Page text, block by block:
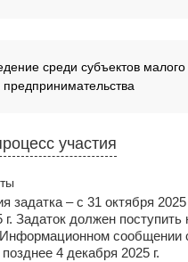
среди субъектов малого
предпринимательства
участия
задатка – с 31 октября 2025
г. Задаток должен поступить
сообщении
4 декабря 2025 г.